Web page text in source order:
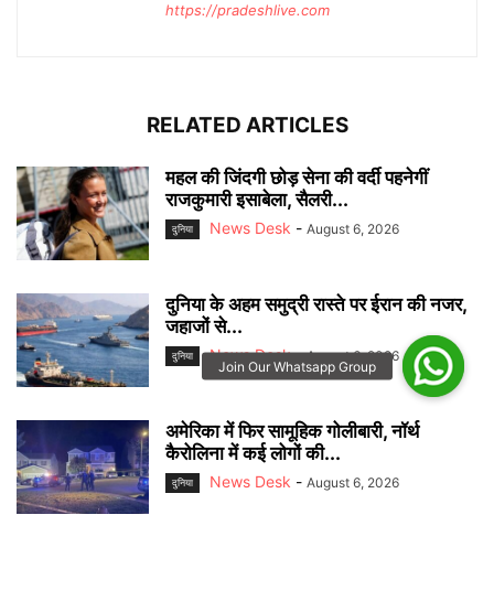
https://pradeshlive.com
RELATED ARTICLES
महल की जिंदगी छोड़ सेना की वर्दी पहनेगीं
राजकुमारी इसाबेला, सैलरी...
दुनिया News Desk - August 6, 2026
दुनिया के अहम समुद्री रास्ते पर ईरान की नजर,
जहाजों से...
दुनिया News Desk - August 6, 2026
अमेरिका में फिर सामूहिक गोलीबारी, नॉर्थ
कैरोलिना में कई लोगों की...
दुनिया News Desk - August 6, 2026